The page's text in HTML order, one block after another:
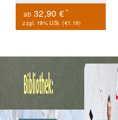
ab 32,90 €*
zzgl. 19% USt. (€1.19)